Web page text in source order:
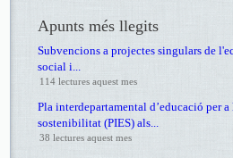
Apunts més llegits
Subvencions a projectes singulars de
social i...
114 lectures aquest mes
Pla interdepartamental d’educació per a
sostenibilitat (PIES) als...
38 lectures aquest mes